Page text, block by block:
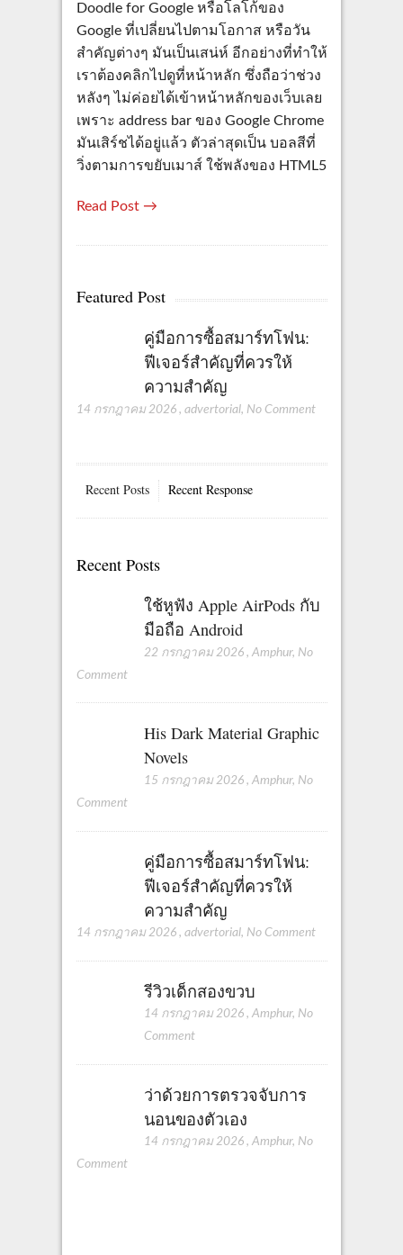
Doodle for Google หรือโลโก้ของ
Google ที่เปลี่ยนไปตามโอกาส หรือวัน
สำคัญต่างๆ มันเป็นเสน่ห์ อีกอย่างที่ทำให้
เราต้องคลิกไปดูที่หน้าหลัก ซึ่งถือว่าช่วง
หลังๆ ไม่ค่อยได้เข้าหน้าหลักของเว็บเลย
เพราะ address bar ของ Google Chrome
มันเสิร์ชได้อยู่แล้ว ตัวล่าสุดเป็น บอลสีที่
วิ่งตามการขยับเมาส์ ใช้พลังของ HTML5
Read Post →
Featured Post
คู่มือการซื้อสมาร์ทโฟน:
ฟีเจอร์สำคัญที่ควรให้
ความสำคัญ
14 กรกฎาคม 2026 , advertorial, No Comment
Recent Posts Recent Response
Recent Posts
ใช้หูฟัง Apple AirPods กับ
มือถือ Android
22 กรกฎาคม 2026 , Amphur, No
Comment
His Dark Material Graphic
Novels
15 กรกฎาคม 2026 , Amphur, No
Comment
คู่มือการซื้อสมาร์ทโฟน:
ฟีเจอร์สำคัญที่ควรให้
ความสำคัญ
14 กรกฎาคม 2026 , advertorial, No Comment
รีวิวเด็กสองขวบ
14 กรกฎาคม 2026 , Amphur, No
Comment
ว่าด้วยการตรวจจับการ
นอนของตัวเอง
14 กรกฎาคม 2026 , Amphur, No
Comment